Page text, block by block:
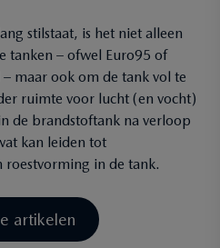
stilstaat, is het niet alleen
tanken – ofwel Euro95 of
maar ook om de tank vol te
ruimte voor lucht (en vocht)
de brandstoftank na verloop
kan leiden tot
in de tank.
artikelen